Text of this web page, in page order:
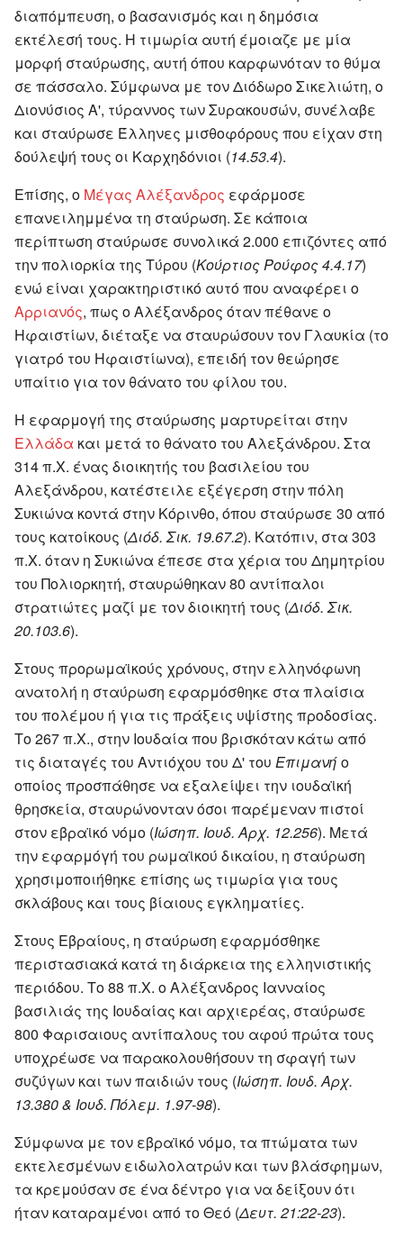
διαπόμπευση, ο βασανισμός και η δημόσια
εκτέλεσή τους. Η τιμωρία αυτή έμοιαζε με μία
μορφή σταύρωσης, αυτή όπου καρφωνόταν το θύμα
σε πάσσαλο. Σύμφωνα με τον Διόδωρο Σικελιώτη, ο
Διονύσιος Α', τύραννος των Συρακουσών, συνέλαβε
και σταύρωσε Έλληνες μισθοφόρους που είχαν στη
δούλεψή τους οι Καρχηδόνιοι (14.53.4).
Επίσης, ο Μέγας Αλέξανδρος εφάρμοσε
επανειλημμένα τη σταύρωση. Σε κάποια
περίπτωση σταύρωσε συνολικά 2.000 επιζόντες από
την πολιορκία της Τύρου (Κούρτιος Ρούφος 4.4.17)
ενώ είναι χαρακτηριστικό αυτό που αναφέρει ο
Αρριανός, πως ο Αλέξανδρος όταν πέθανε ο
Ηφαιστίων, διέταξε να σταυρώσουν τον Γλαυκία (το
γιατρό του Ηφαιστίωνα), επειδή τον θεώρησε
υπαίτιο για τον θάνατο του φίλου του.
H εφαρμογή της σταύρωσης μαρτυρείται στην
Ελλάδα και μετά το θάνατο του Αλεξάνδρου. Στα
314 π.Χ. ένας διοικητής του βασιλείου του
Αλεξάνδρου, κατέστειλε εξέγερση στην πόλη
Συκιώνα κοντά στην Κόρινθο, όπου σταύρωσε 30 από
τους κατοίκους (Διόδ. Σικ. 19.67.2). Κατόπιν, στα 303
π.Χ. όταν η Συκιώνα έπεσε στα χέρια του Δημητρίου
του Πολιορκητή, σταυρώθηκαν 80 αντίπαλοι
στρατιώτες μαζί με τον διοικητή τους (Διόδ. Σικ.
20.103.6).
Στους προρωμαϊκούς χρόνους, στην ελληνόφωνη
ανατολή η σταύρωση εφαρμόσθηκε στα πλαίσια
του πολέμου ή για τις πράξεις υψίστης προδοσίας.
Το 267 π.Χ., στην Ιουδαία που βρισκόταν κάτω από
τις διαταγές του Αντιόχου του Δ' του Επιμανήο
οποίος προσπάθησε να εξαλείψει την ιουδαϊκή
θρησκεία, σταυρώνονταν όσοι παρέμεναν πιστοί
στον εβραϊκό νόμο (Ιώσηπ. Ιουδ. Αρχ. 12.256). Μετά
την εφαρμόγή του ρωμαϊκού δικαίου, η σταύρωση
χρησιμοποιήθηκε επίσης ως τιμωρία για τους
σκλάβους και τους βίαιους εγκληματίες.
Στους Εβραίους, η σταύρωση εφαρμόσθηκε
περιστασιακά κατά τη διάρκεια της ελληνιστικής
περιόδου. Το 88 π.Χ. ο Αλέξανδρος Ιανναίος
βασιλιάς της Ιουδαίας και αρχιερέας, σταύρωσε
800 Φαρισαιους αντίπαλους του αφού πρώτα τους
υποχρέωσε να παρακολουθήσουν τη σφαγή των
συζύγων και των παιδιών τους (Ιώσηπ. Ιουδ. Αρχ.
13.380 & Ιουδ. Πόλεμ. 1.97-98).
Σύμφωνα με τον εβραϊκό νόμο, τα πτώματα των
εκτελεσμένων ειδωλολατρών και των βλάσφημων,
τα κρεμούσαν σε ένα δέντρο για να δείξουν ότι
ήταν καταραμένοι από το Θεό (Δευτ. 21:22-23).